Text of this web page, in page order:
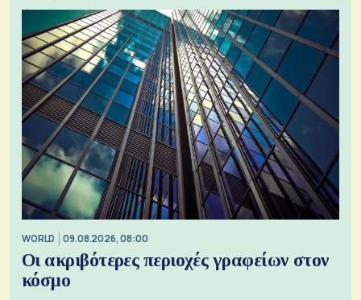
WORLD 09.08.2026, 08:00
Οι ακριβότερες περιοχές γραφείων στον
κόσμο